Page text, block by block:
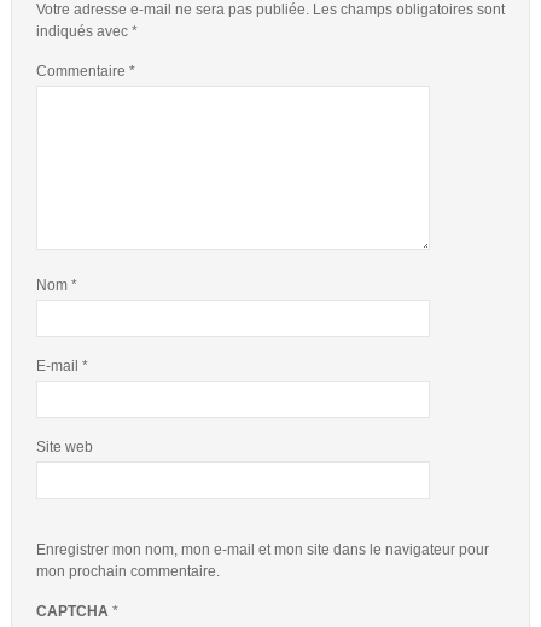
Votre adresse e-mail ne sera pas publiée. Les champs obligatoires sont
indiqués avec *
Commentaire *
Nom *
E-mail *
Site web
Enregistrer mon nom, mon e-mail et mon site dans le navigateur pour
mon prochain commentaire.
CAPTCHA *